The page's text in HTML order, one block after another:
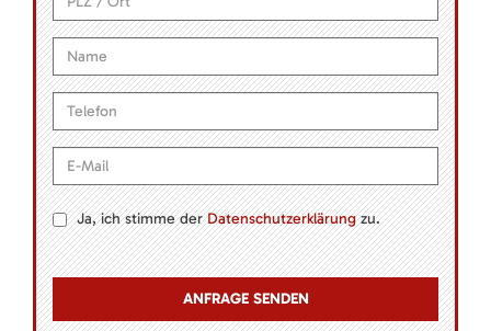
Ja, ich stimme derDatenschutzerklärungzu.